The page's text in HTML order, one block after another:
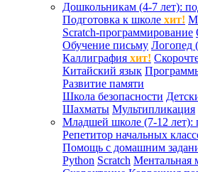
Дошкольникам (4-7 лет):
Подготовка к школе хит!
Scratch-программирование
Обучение письму Логопед
Каллиграфия хит!
Китайский язык
Развитие памяти
Школа безопасности
Шахматы Мультипликация
Младшей школе (7-12 лет):
Репетитор начальных
Помощь с домашним
Python Scratch Ментальная